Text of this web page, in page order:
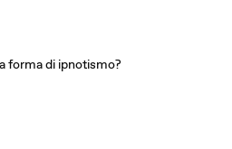
forma di ipnotismo?